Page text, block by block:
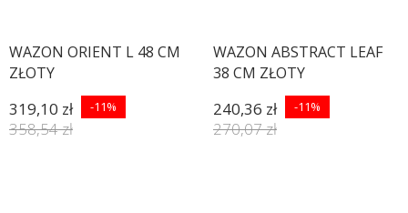
WAZON ORIENT L 48 CM
ZŁOTY
319,10 zł -11%
358,54 zł
WAZON ABSTRACT LEAF
38 CM ZŁOTY
240,36 zł -11%
270,07 zł